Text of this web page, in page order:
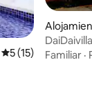
Calificación
5 (15)
Estilo
DaiDaivilla
Familiar ·